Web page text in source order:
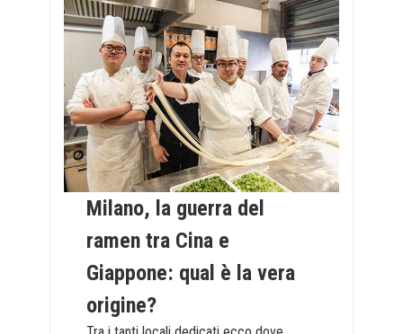
Milano, la guerra del
ramen tra Cina e
Giappone: qual è la vera
origine?